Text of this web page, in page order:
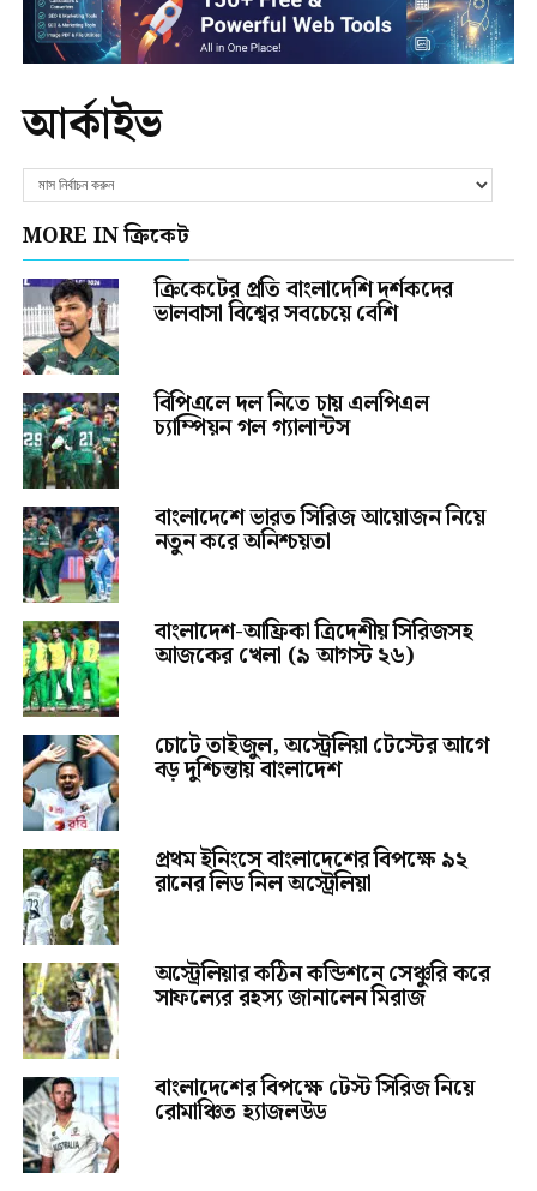
আর্কাইভ
MORE IN ক্রিকেট
ক্রিকেটের প্রতি বাংলাদেশি দর্শকদের
ভালবাসা বিশ্বের সবচেয়ে বেশি
বিপিএলে দল নিতে চায় এলপিএল
চ্যাম্পিয়ন গল গ্যালান্টস
বাংলাদেশে ভারত সিরিজ আয়োজন নিয়ে
নতুন করে অনিশ্চয়তা
বাংলাদেশ-আফ্রিকা ত্রিদেশীয় সিরিজসহ
আজকের খেলা (৯ আগস্ট ২৬)
চোটে তাইজুল, অস্ট্রেলিয়া টেস্টের আগে
বড় দুশ্চিন্তায় বাংলাদেশ
প্রথম ইনিংসে বাংলাদেশের বিপক্ষে ৯২
রানের লিড নিল অস্ট্রেলিয়া
অস্ট্রেলিয়ার কঠিন কন্ডিশনে সেঞ্চুরি করে
সাফল্যের রহস্য জানালেন মিরাজ
বাংলাদেশের বিপক্ষে টেস্ট সিরিজ নিয়ে
রোমাঞ্চিত হ্যাজলউড